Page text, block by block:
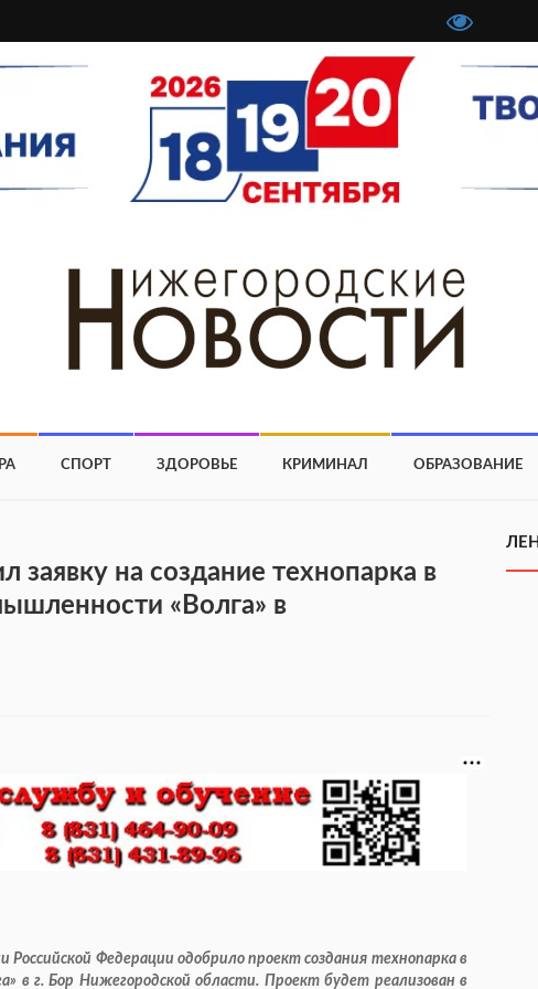
СПОРТ ЗДОРОВЬЕ КРИМИНАЛ ОБРАЗОВАНИЕ
на создание технопарка в
«Волга» в
Федерации одобрило проект создания технопарка в
в г. Бор Нижегородской области. Проект будет реализован в